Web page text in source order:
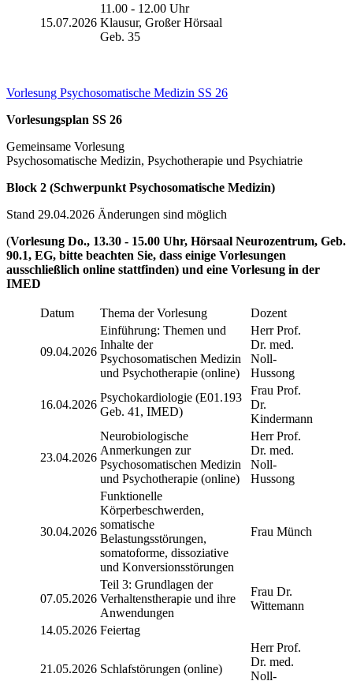
15.07.2026
11.00 - 12.00 Uhr
Klausur, Großer Hörsaal
Geb. 35
Vorlesung Psychosomatische Medizin SS 26
Vorlesungsplan SS 26
Gemeinsame Vorlesung
Psychosomatische Medizin, Psychotherapie und Psychiatrie
Block 2 (Schwerpunkt Psychosomatische Medizin)
Stand 29.04.2026 Änderungen sind möglich
(Vorlesung Do., 13.30 - 15.00 Uhr, Hörsaal Neurozentrum, Geb.
90.1, EG, bitte beachten Sie, dass einige Vorlesungen
ausschließlich online stattfinden) und eine Vorlesung in der
IMED
Datum Thema der Vorlesung Dozent
09.04.2026
Einführung: Themen und
Inhalte der
Psychosomatischen Medizin
und Psychotherapie (online)
Herr Prof.
Dr. med.
Noll-
Hussong
16.04.2026
Psychokardiologie (E01.193
Geb. 41, IMED)
Frau Prof.
Dr.
Kindermann
23.04.2026
Neurobiologische
Anmerkungen zur
Psychosomatischen Medizin
und Psychotherapie (online)
Herr Prof.
Dr. med.
Noll-
Hussong
30.04.2026
Funktionelle
Körperbeschwerden,
somatische
Belastungsstörungen,
somatoforme, dissoziative
und Konversionsstörungen
Frau Münch
07.05.2026
Teil 3: Grundlagen der
Verhaltenstherapie und ihre
Anwendungen
Frau Dr.
Wittemann
14.05.2026 Feiertag
21.05.2026 Schlafstörungen (online)
Herr Prof.
Dr. med.
Noll-